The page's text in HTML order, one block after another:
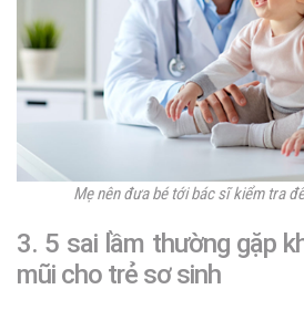
Mẹ nên đưa bé tới bác sĩ kiểm tra
3. 5 sai lầm thường gặp
mũi cho trẻ sơ sinh